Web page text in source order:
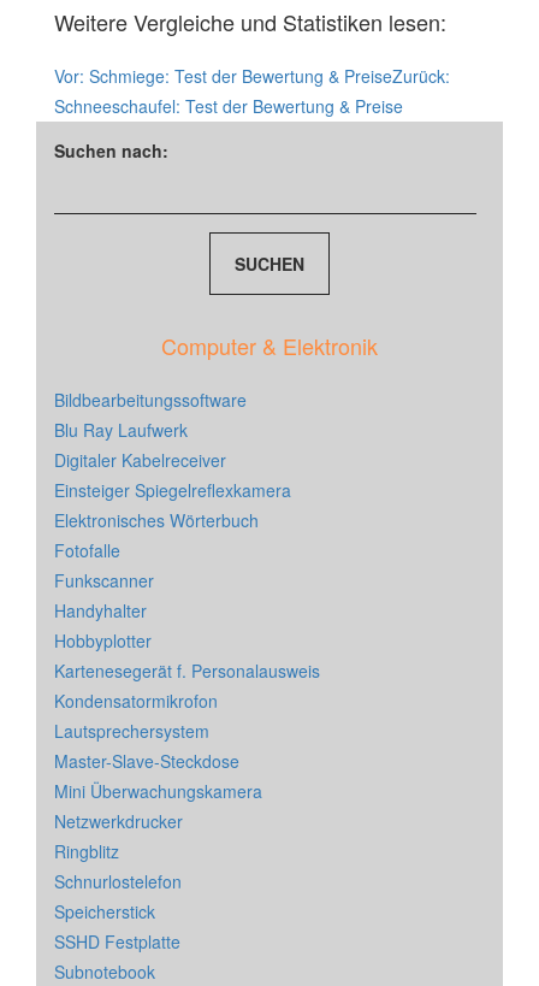
Weitere Vergleiche und Statistiken lesen:
Vor: Schmiege: Test der Bewertung & PreiseZurück:
Schneeschaufel: Test der Bewertung & Preise
Suchen nach:
Computer & Elektronik
Bildbearbeitungssoftware
Blu Ray Laufwerk
Digitaler Kabelreceiver
Einsteiger Spiegelreflexkamera
Elektronisches Wörterbuch
Fotofalle
Funkscanner
Handyhalter
Hobbyplotter
Kartenesegerät f. Personalausweis
Kondensatormikrofon
Lautsprechersystem
Master-Slave-Steckdose
Mini Überwachungskamera
Netzwerkdrucker
Ringblitz
Schnurlostelefon
Speicherstick
SSHD Festplatte
Subnotebook